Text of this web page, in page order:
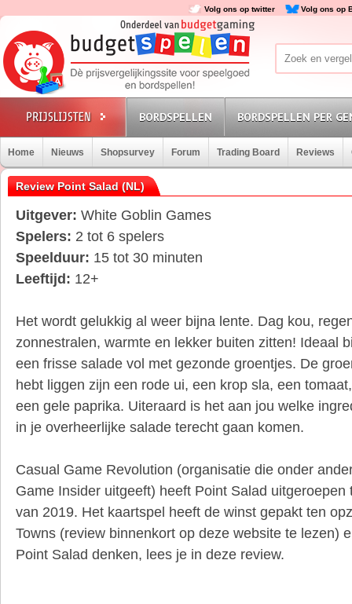
Volg ons op twitter Volg ons op
BORDSPELLEN BORDSPELLEN PER
Home Nieuws Shopsurvey Forum Trading Board Reviews
Review Point Salad (NL)
Uitgever: White Goblin Games
Spelers: 2 tot 6 spelers
Speelduur: 15 tot 30 minuten
Leeftijd: 12+
Het wordt gelukkig al weer bijna lente. Dag kou,
zonnestralen, warmte en lekker buiten zitten! Ideaal
een frisse salade vol met gezonde groentjes. De
hebt liggen zijn een rode ui, een krop sla, een
een gele paprika. Uiteraard is het aan jou welke
in je overheerlijke salade terecht gaan komen.
Casual Game Revolution (organisatie die onder
Game Insider uitgeeft) heeft Point Salad
van 2019. Het kaartspel heeft de winst gepakt ten
Towns (review binnenkort op deze website te lezen)
Point Salad denken, lees je in deze review.